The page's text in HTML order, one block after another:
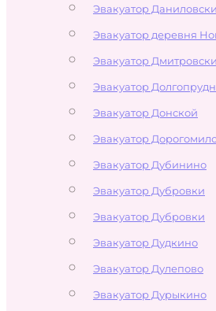
Эвакуатор
Эвакуатор деревня
Эвакуатор
Эвакуатор
Эвакуатор Донской
Эвакуатор
Эвакуатор Дубинино
Эвакуатор Дубровки
Эвакуатор Дубровки
Эвакуатор Дудкино
Эвакуатор Дулепово
Эвакуатор Дурыкино